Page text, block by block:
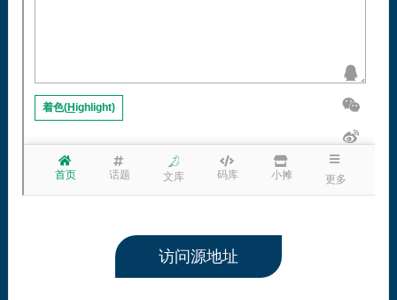
访问源地址